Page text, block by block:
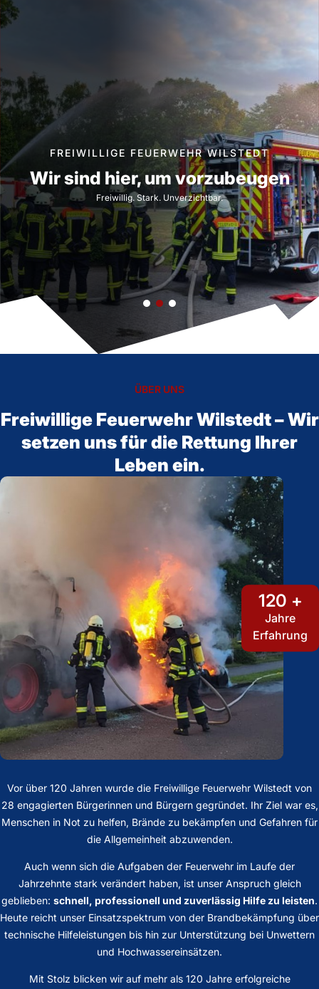
a
FREIWILLIGE FEUERWEHR WILSTEDT
Wir sind hier, um vorzubeugen
Freiwillig. Stark. Unverzichtbar.
ÜBER UNS
Freiwillige Feuerwehr Wilstedt – Wir
setzen uns für die Rettung Ihrer
Leben ein.
120 +
Jahre
Erfahrung
Vor über 120 Jahren wurde die Freiwillige Feuerwehr Wilstedt von
28 engagierten Bürgerinnen und Bürgern gegründet. Ihr Ziel war es,
Menschen in Not zu helfen, Brände zu bekämpfen und Gefahren für
die Allgemeinheit abzuwenden.
Auch wenn sich die Aufgaben der Feuerwehr im Laufe der
Jahrzehnte stark verändert haben, ist unser Anspruch gleich
geblieben: schnell, professionell und zuverlässig Hilfe zu leisten.
Heute reicht unser Einsatzspektrum von der Brandbekämpfung über
technische Hilfeleistungen bis hin zur Unterstützung bei Unwettern
und Hochwassereinsätzen.
Mit Stolz blicken wir auf mehr als 120 Jahre erfolgreiche